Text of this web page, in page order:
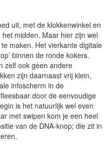
uit, met de klokkenwinkel en
midden. Maar hier zijn wel
maken. Het vierkante digitale
binnen de ronde kokers.
zelf ook geen andere
zijn daarnaast vrij klein,
infoscherm in de
door de eenvoudige
is het natuurlijk wel even
met swipen kom je een heel
van de DNA-knop; die zit in